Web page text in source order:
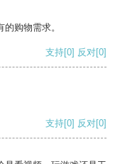
购物需求。
支持[0] 反对[0]
支持[0] 反对[0]